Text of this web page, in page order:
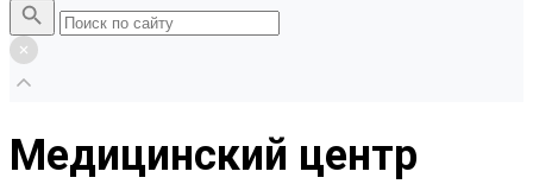
Медицинский центр